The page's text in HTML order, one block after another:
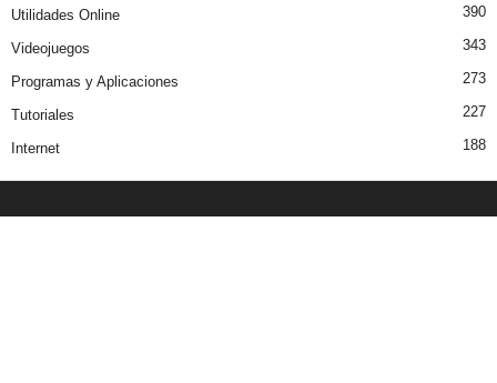
Utilidades Online 390
Videojuegos 343
Programas y Aplicaciones 273
Tutoriales 227
Internet 188